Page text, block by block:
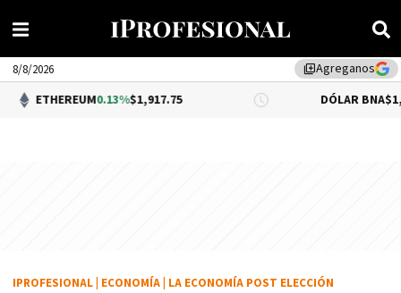
library_addAgreganos
8/8/2026
0.13%$1,917.75 DÓLAR BNA$1,520.00
IPROFESIONAL ECONOMÍA LA ECONOMÍA POST ELECCIÓN